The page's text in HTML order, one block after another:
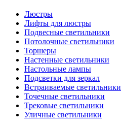
Люстры
Лифты для люстры
Подвесные светильники
Потолочные светильники
Торшеры
Настенные светильники
Настольные лампы
Подсветки для зеркал
Встраиваемые светильники
Точечные светильники
Трековые светильники
Уличные светильники